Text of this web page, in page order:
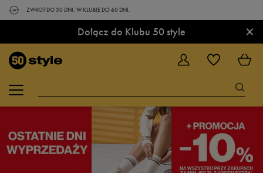
ZWROT DO 30 DNI. W KLUBIE DO 60 DNI.
Dołącz do Klubu 50 style ×